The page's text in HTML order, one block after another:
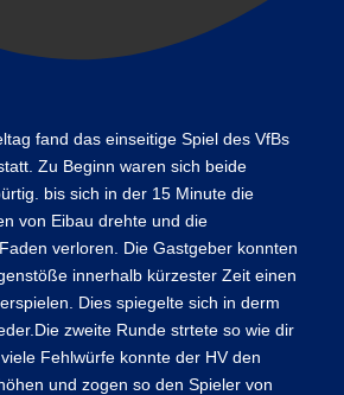
fand das einseitige Spiel des VfBs
Zu Beginn waren sich beide
bis sich in der 15 Minute die
von Eibau drehte und die
verloren. Die Gastgeber konnten
innerhalb kürzester Zeit einen
Dies spiegelte sich in derm
zweite Runde strtete so wie dir
Fehlwürfe konnte der HV den
und zogen so den Spieler von